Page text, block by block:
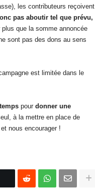
les contributeurs reçoivent
pas aboutir tel que prévu,
que la somme annoncée
sont pas des dons au sens
est limitée dans le
pour donner une
à la mettre en place de
et nous encourager !